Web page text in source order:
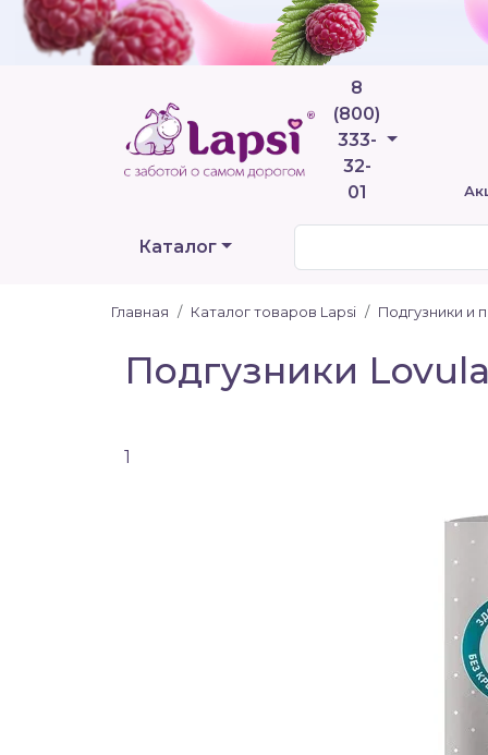
8
(800)
333-
32-
01
Телефоны
Каталог
Главная Каталог товаров Lapsi Подгузники и
Подгузники
1